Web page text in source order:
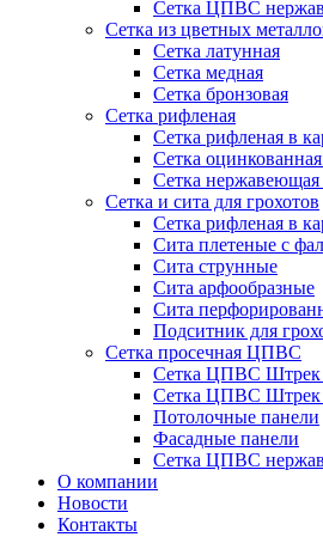
Сетка ЦПВС
Сетка из цветных
Сетка латунная
Сетка медная
Сетка бронзовая
Сетка рифленая
Сетка рифленая в
Сетка
Сетка нержавеющая
Сетка и сита для грохотов
Сетка рифленая в
Сита плетеные с
Сита струнные
Сита арфообразные
Сита
Подситник для
Сетка просечная ЦПВС
Сетка ЦПВС Штрек
Сетка ЦПВС Штрек
Потолочные панели
Фасадные панели
Сетка ЦПВС
О компании
Новости
Контакты